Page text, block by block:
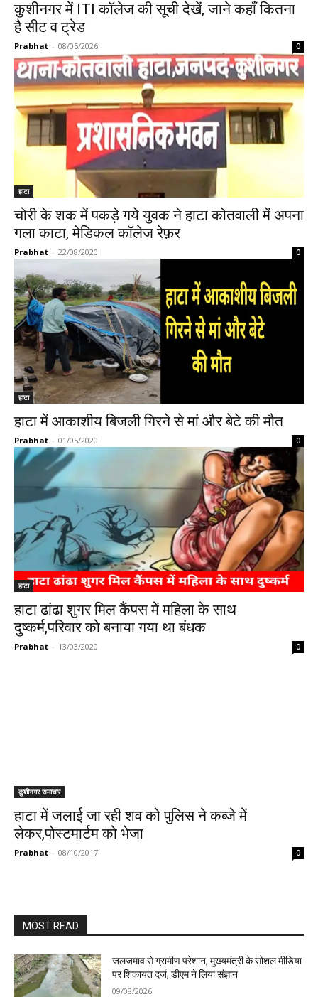
कुशीनगर में ITI कॉलेज की सूची देखें, जाने कहाँ कितना
है सीट व ट्रेड
Prabhat - 08/05/2026 0
हाटा
चोरी के शक में पकड़े गये युवक ने हाटा कोतवाली में अपना
गला काटा, मेडिकल कॉलेज रेफ़र
Prabhat - 22/08/2020 0
हाटा
हाटा में आकाशीय बिजली गिरने से मां और बेटे की मौत
Prabhat - 01/05/2020 0
हाटा
हाटा ढांढा शुगर मिल कैंपस में महिला के साथ
दुष्कर्म,परिवार को बनाया गया था बंधक
Prabhat - 13/03/2020 0
कुशीनगर समाचार
हाटा में जलाई जा रही शव को पुलिस ने कब्जे में
लेकर,पोस्टमार्टम को भेजा
Prabhat - 08/10/2017 0
MOST READ
जलजमाव से ग्रामीण परेशान, मुख्यमंत्री के सोशल मीडिया
पर शिकायत दर्ज, डीएम ने लिया संज्ञान
09/08/2026